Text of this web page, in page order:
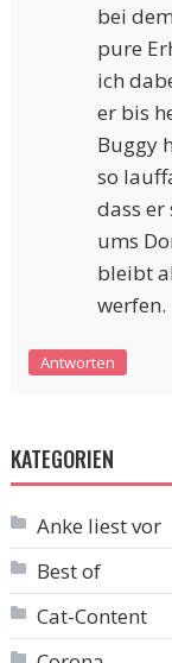
bei
pure
ich
er bis
Buggy
so
dass er
ums
bleibt
werfen.
Antworten
KATEGORIEN
Anke liest vor
Best of
Cat-Content